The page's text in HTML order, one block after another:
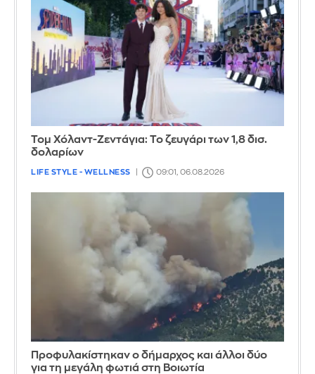
Τομ Χόλαντ-Ζεντάγια: Το ζευγάρι των 1,8 δισ.
δολαρίων
LIFE STYLE - WELLNESS 09:01, 06.08.2026
Προφυλακίστηκαν ο δήμαρχος και άλλοι δύο
για τη μεγάλη φωτιά στη Βοιωτία